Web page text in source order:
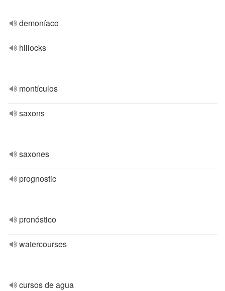
demoníaco
hillocks
montículos
saxons
saxones
prognostic
pronóstico
watercourses
cursos de agua